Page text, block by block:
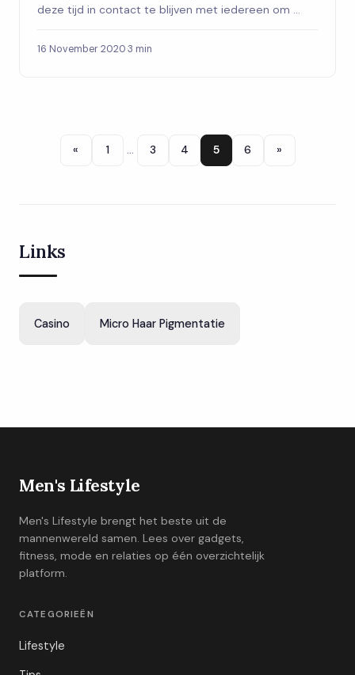
deze tijd in contact te blijven met iedereen om ...
16 November 2020·3 min
« 1 … 3 4 5 6 »
Links
Casino Micro Haar Pigmentatie
Men's Lifestyle
Men's Lifestyle brengt het beste uit de
mannenwereld samen. Lees over gadgets,
fitness, mode en relaties op één overzichtelijk
platform.
CATEGORIEËN
Lifestyle